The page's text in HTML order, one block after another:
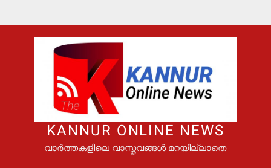
KANNUR ONLINE NEWS
വാർത്തകളിലെ വാസ്തവങ്ങൾ മറയില്ലാതെ